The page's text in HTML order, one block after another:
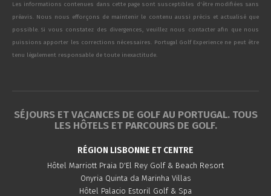
Les informations contenues dans cette page sont susceptibles d'être modifiées sans
préavis. Nous nous efforçons de maintenir le contenu aussi précis et actualisé que
possible. Si vous constatez des divergences, veuillez nous contacter afin que nous
puissions apporter les corrections nécessaires. Portugal Golf Experience ne peut être
tenu légalement responsable de toute inexactitude.
SÉJOURS ET VACANCES DE GOLF AU PORTUGAL. TOUS
LES HÔTELS ET PARCOURS DE GOLF.
RÉGION LISBONNE ET CENTRE
Hôtel Marriott Praia D'El Rey Golf & Beach Resort
Onyria Quinta da Marinha Villas
Hôtel Palacio Estoril Golf & Spa